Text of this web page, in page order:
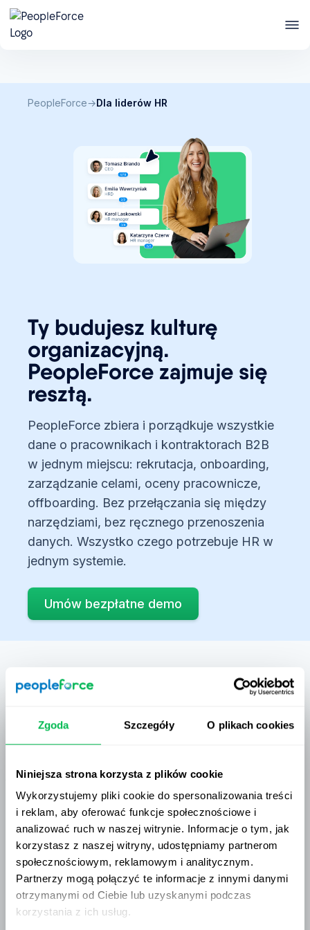
Zgoda Szczegóły O plikach cookies
Niniejsza strona korzysta z plików cookie
Wykorzystujemy pliki cookie do spersonalizowania treści
i reklam, aby oferować funkcje społecznościowe i
analizować ruch w naszej witrynie. Informacje o tym, jak
korzystasz z naszej witryny, udostępniamy partnerom
społecznościowym, reklamowym i analitycznym.
Partnerzy mogą połączyć te informacje z innymi danymi
otrzymanymi od Ciebie lub uzyskanymi podczas
korzystania z ich usług.
Co zrobić z kontraktorami, zanim zrobi to PIP